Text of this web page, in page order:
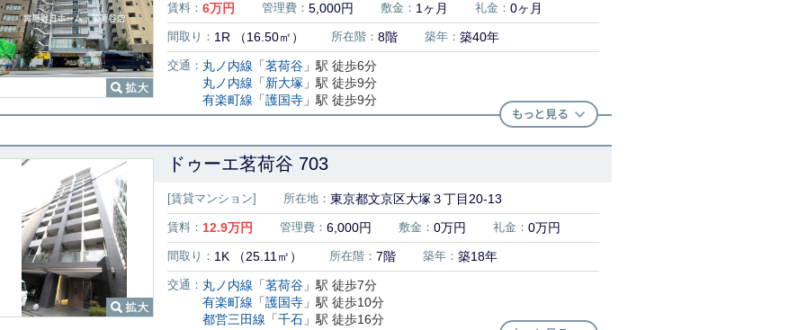
賃料： 6万円 管理費： 5,000円 敷金： 1ヶ月 礼金： 0ヶ月
間取り： 1R （16.50㎡） 所在階： 8階 築年： 築40年
交通： 丸ノ内線 「茗荷谷 」駅 徒歩6分
丸ノ内線 「新大塚 」駅 徒歩9分
有楽町線 「護国寺 」駅 徒歩9分
ドゥーエ茗荷谷 703
[賃貸マンション] 所在地： 東京都文京区大塚３丁目20-13
賃料： 12.9万円 管理費： 6,000円 敷金： 0万円 礼金： 0万円
間取り： 1K （25.11㎡） 所在階： 7階 築年： 築18年
交通： 丸ノ内線 「茗荷谷 」駅 徒歩7分
有楽町線 「護国寺 」駅 徒歩10分
都営三田線 「千石 」駅 徒歩16分